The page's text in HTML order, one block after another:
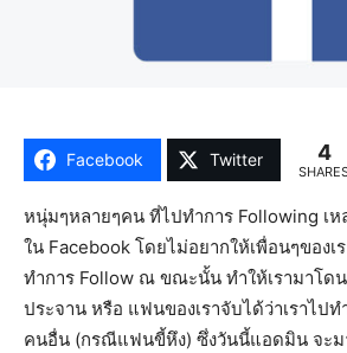
Facebook Twitter 4
หนุ่มๆหลายๆคน ที่ไปทำการ Following เ
ใน Facebook โดยไม่อยากให้เพื่อนๆของเ
ทำการ Follow ณ ขณะนั้น ทำให้เรามาโด
ประจาน หรือ แฟนของเราจับได้ว่าเราไป
คนอื่น (กรณีแฟนขี้หึง) ซึ่งวันนี้แอดมิน จะม